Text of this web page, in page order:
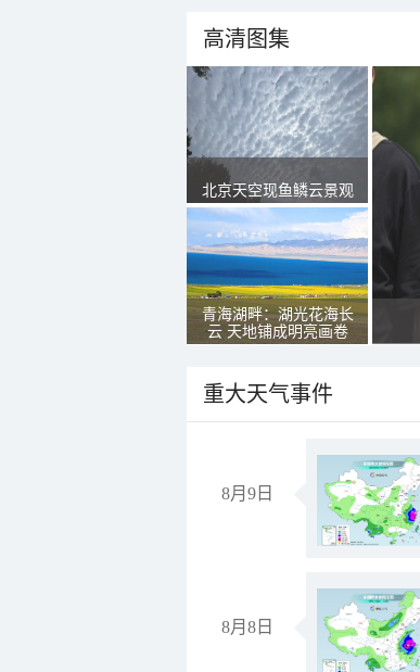
高清图集
北京天空现鱼鳞云景观
青海湖畔：湖光花海长
云 天地铺成明亮画卷
重大天气事件
8月9日
8月8日